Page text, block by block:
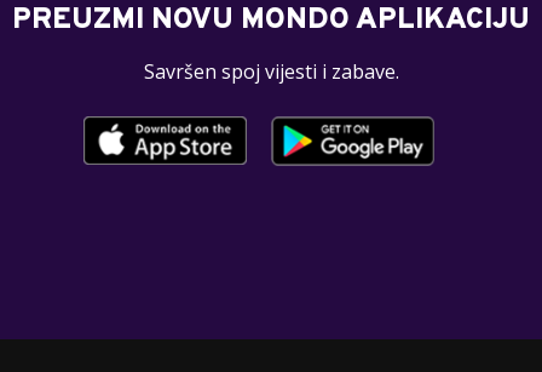
PREUZMI NOVU MONDO APLIKACIJU
Savršen spoj vijesti i zabave.